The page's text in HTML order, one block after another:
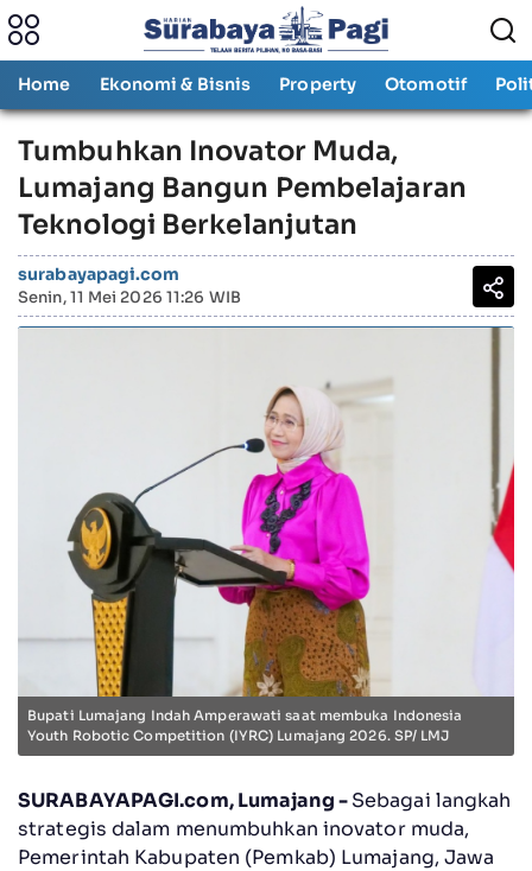
Home Ekonomi & Bisnis Property Otomotif
Tumbuhkan Inovator Muda,
Lumajang Bangun Pembelajaran
Teknologi Berkelanjutan
surabayapagi.com
Senin, 11 Mei 2026 11:26 WIB
Bupati Lumajang Indah Amperawati saat membuka Indonesia
Youth Robotic Competition (IYRC) Lumajang 2026. SP/ LMJ
SURABAYAPAGI.com, Lumajang -Sebagai langkah
strategis dalam menumbuhkan inovator muda,
Pemerintah Kabupaten (Pemkab) Lumajang, Jawa